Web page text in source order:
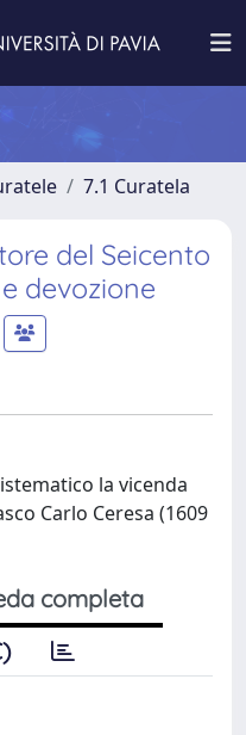
7.1 Curatela
del Seicento
devozione
la vicenda
Carlo Ceresa (1609
completa